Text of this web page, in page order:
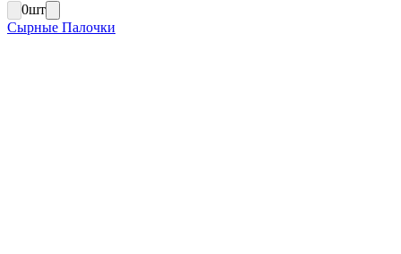
0шт
Сырные Палочки